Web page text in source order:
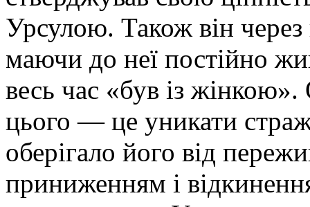
Урсулою. Також він через
маючи до неї постійно
весь час «був із
цього — це уникати
оберігало його від
приниженням і